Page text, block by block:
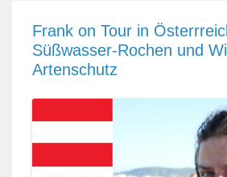
Frank on Tour in
Süßwasser-Rochen und
Artenschutz